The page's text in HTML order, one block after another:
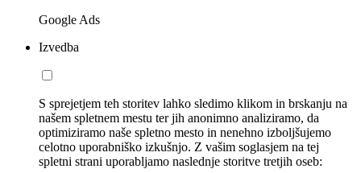
Google Ads
Izvedba
S sprejetjem teh storitev lahko sledimo klikom in brskanju na
našem spletnem mestu ter jih anonimno analiziramo, da
optimiziramo naše spletno mesto in nenehno izboljšujemo
celotno uporabniško izkušnjo. Z vašim soglasjem na tej
spletni strani uporabljamo naslednje storitve tretjih oseb: